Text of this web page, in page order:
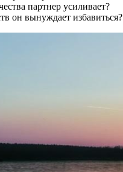
партнер усиливает?
он вынуждает избавиться?